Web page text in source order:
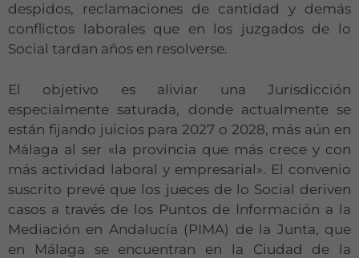
despidos, reclamaciones de cantidad y demás
conflictos laborales que en los juzgados de lo
Social tardan años en resolverse.
El objetivo es aliviar una Jurisdicción
especialmente saturada, donde actualmente se
están fijando juicios para 2027 o 2028, más aún en
Málaga al ser «la provincia que más crece y con
más actividad laboral y empresarial». El convenio
suscrito prevé que los jueces de lo Social deriven
casos a través de los Puntos de Información a la
Mediación en Andalucía (PIMA) de la Junta, que
en Málaga se encuentran en la Ciudad de la